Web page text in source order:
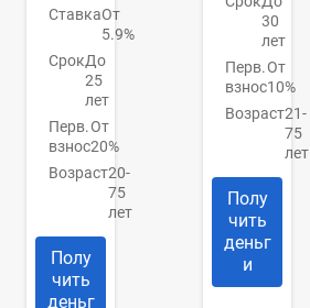
СтавкаОт
5.9%
СрокДо
25
лет
Перв.
взнос
От
20%
Возраст20-
75
лет
Полу
чить
деньг
30
лет
Перв.
взнос
От
10%
Возраст21-
75
лет
Полу
чить
деньг
и